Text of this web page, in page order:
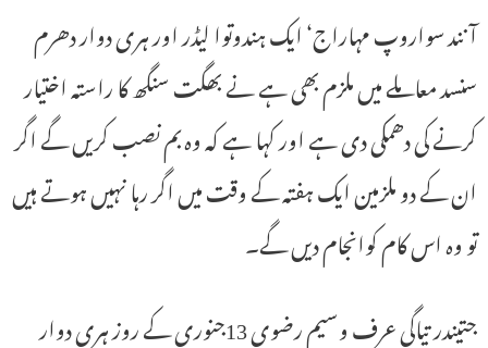
آنند سواروپ مہاراج‘ ایک ہندوتوا لیڈر اور ہری دوار دھرم
سنسد معاملے میں ملزم بھی ہے نے بھگت سنگھ کا راستہ اختیار
کرنے کی دھمکی دی ہے اور کہا ہے کہ وہ بم نصب کریں گے اگر
ان کے دو ملزمین ایک ہفتہ کے وقت میں اگر رہا نہیں ہوتے ہیں
تو وہ اس کام کوانجام دیں گے۔
جتیندر تیاگی عرف وسیم رضوی 13جنوری کے روز ہری دوار